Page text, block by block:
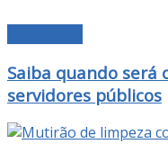
Saiba quando será
servidores públicos